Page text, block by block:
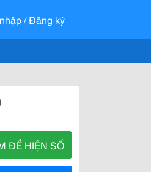
/ Đăng ký
ĐỂ HIỆN SỐ